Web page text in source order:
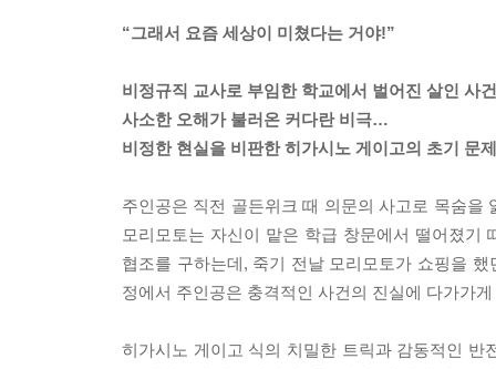
“그래서 요즘 세상이 미쳤다는 거야!”
비정규직 교사로 부임한 학교에서 벌어진 살인 사
사소한 오해가 불러온 커다란 비극…
비정한 현실을 비판한 히가시노 게이고의 초기 문
주인공은 직전 골든위크 때 의문의 사고로 목숨을
모리모토는 자신이 맡은 학급 창문에서 떨어졌기
협조를 구하는데, 죽기 전날 모리모토가 쇼핑을
정에서 주인공은 충격적인 사건의 진실에 다가가
히가시노 게이고 식의 치밀한 트릭과 감동적인